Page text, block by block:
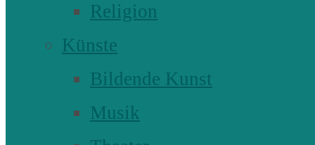
Religion
Künste
Bildende Kunst
Musik